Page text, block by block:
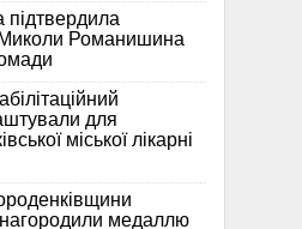
підтвердила
Миколи Романишина
для
міської лікарні
медаллю